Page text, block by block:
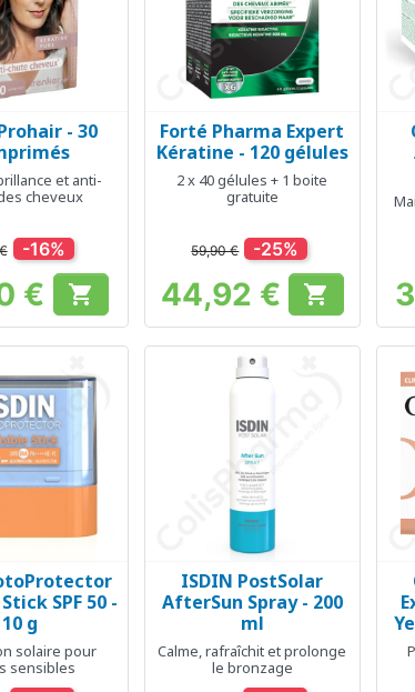
rapide- 30
et anti-
cheveux
-16%
Prix
€ 
Aperçu rapide
Forté Pharma Expert
Kératine - 120 gélules
2 x 40 gélules + 1 boite
gratuite
59,90 € -25%
Prix
44,92 € 
rapide
SPF 50 -
10 g
solaire pour
sensibles
Aperçu rapide
ISDIN PostSolar
AfterSun Spray - 200
ml
Calme, rafraîchit et prolonge
le bronzage